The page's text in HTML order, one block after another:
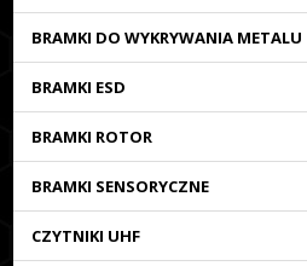
BRAMKI DO WYKRYWANIA METALU
BRAMKI ESD
BRAMKI ROTOR
BRAMKI SENSORYCZNE
CZYTNIKI UHF